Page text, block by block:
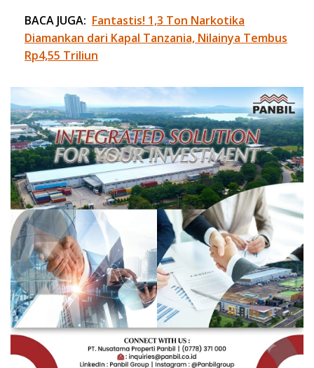
BACA JUGA: Fantastis! 1,3 Ton Narkotika
Diamankan dari Kapal Tanzania, Nilainya Tembus
Rp4,55 Triliun